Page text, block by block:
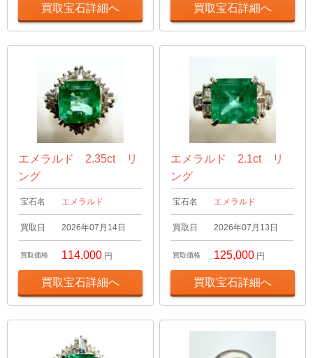
買取宝石詳細へ 買取宝石詳細へ
エメラルド 2.35ct リ
ング
宝石名 エメラルド
買取日 2026年07月14日
買取価格 114,000 円
買取宝石詳細へ
エメラルド 2.1ct リ
ング
宝石名 エメラルド
買取日 2026年07月13日
買取価格 125,000 円
買取宝石詳細へ